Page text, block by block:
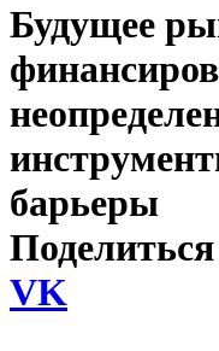
Будущее
барьеры
Поделиться
VK